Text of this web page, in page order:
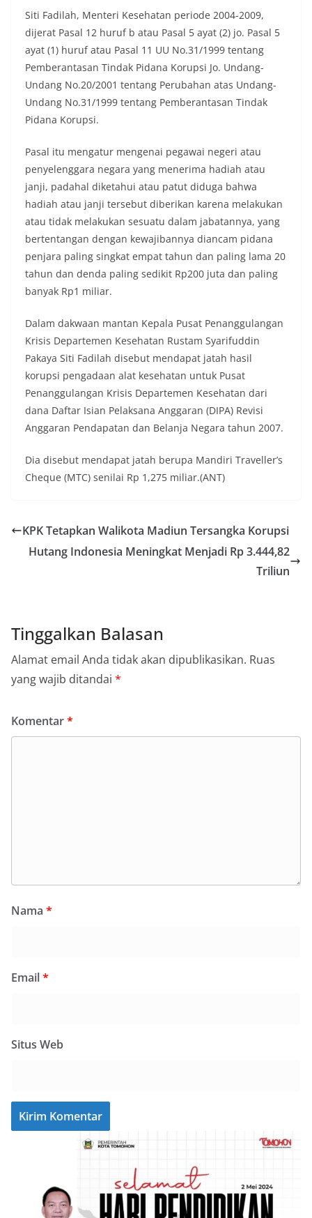
Siti Fadilah, Menteri Kesehatan periode 2004-2009,
dijerat Pasal 12 huruf b atau Pasal 5 ayat (2) jo. Pasal 5
ayat (1) huruf atau Pasal 11 UU No.31/1999 tentang
Pemberantasan Tindak Pidana Korupsi Jo. Undang-
Undang No.20/2001 tentang Perubahan atas Undang-
Undang No.31/1999 tentang Pemberantasan Tindak
Pidana Korupsi.
Pasal itu mengatur mengenai pegawai negeri atau
penyelenggara negara yang menerima hadiah atau
janji, padahal diketahui atau patut diduga bahwa
hadiah atau janji tersebut diberikan karena melakukan
atau tidak melakukan sesuatu dalam jabatannya, yang
bertentangan dengan kewajibannya diancam pidana
penjara paling singkat empat tahun dan paling lama 20
tahun dan denda paling sedikit Rp200 juta dan paling
banyak Rp1 miliar.
Dalam dakwaan mantan Kepala Pusat Penanggulangan
Krisis Departemen Kesehatan Rustam Syarifuddin
Pakaya Siti Fadilah disebut mendapat jatah hasil
korupsi pengadaan alat kesehatan untuk Pusat
Penanggulangan Krisis Departemen Kesehatan dari
dana Daftar Isian Pelaksana Anggaran (DIPA) Revisi
Anggaran Pendapatan dan Belanja Negara tahun 2007.
Dia disebut mendapat jatah berupa Mandiri Traveller’s
Cheque (MTC) senilai Rp 1,275 miliar.(ANT)
KPK Tetapkan Walikota Madiun Tersangka Korupsi
Hutang Indonesia Meningkat Menjadi Rp 3.444,82
Triliun
Tinggalkan Balasan
Alamat email Anda tidak akan dipublikasikan. Ruas
yang wajib ditandai *
Komentar*
Nama *
Email*
Situs Web